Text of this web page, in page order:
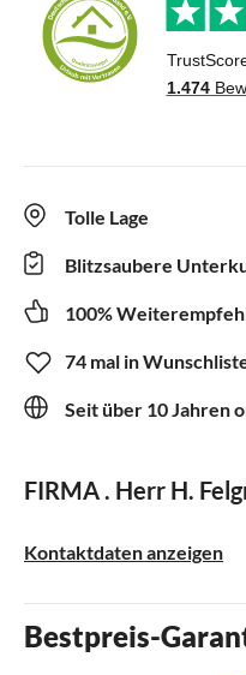
Tolle Lage
Blitzsaubere
100%
74 mal in
Seit über 10 Jahren
FIRMA . Herr H.
Kontaktdaten anzeigen
Bestpreis-